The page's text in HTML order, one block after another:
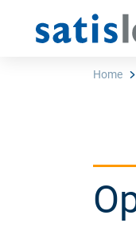
Brillenoptik
Home